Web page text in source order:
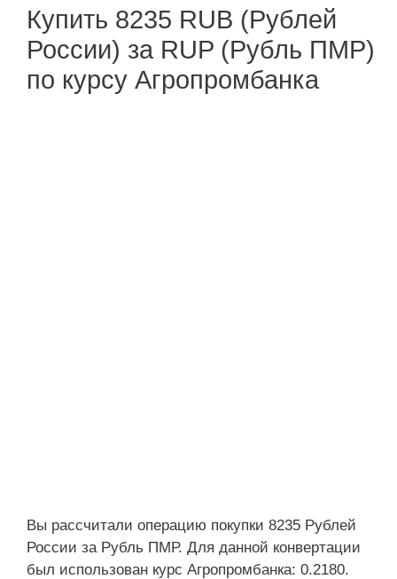
Купить 8235 RUB (Рублей
России) за RUP (Рубль ПМР)
по курсу Агропромбанка
Вы рассчитали операцию покупки 8235 Рублей
России за Рубль ПМР. Для данной конвертации
был использован курс Агропромбанка: 0.2180.